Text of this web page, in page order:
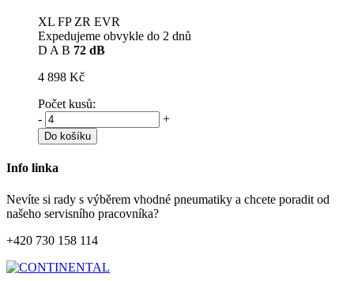
XL FP ZR EVR
Expedujeme obvykle do 2 dnů
D A B 72 dB
4 898 Kč
Počet kusů:
-
+
Do košíku
Info linka
Nevíte si rady s výběrem vhodné pneumatiky a chcete poradit od
našeho servisního pracovníka?
+420 730 158 114